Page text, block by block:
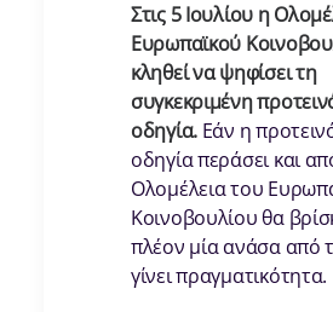
Στις 5 Ιουλίου η
Ευρωπαϊκού
κληθεί να ψηφίσει τη
συγκεκριμένη
οδηγία. Εάν η
οδηγία περάσει και
Ολομέλεια του
Κοινοβουλίου θα
πλέον μία ανάσα από
γίνει πραγματικότητα.